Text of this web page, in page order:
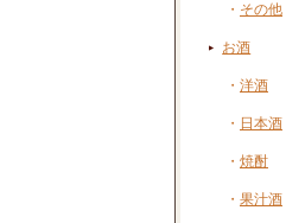
・ その他
お酒
・ 洋酒
・ 日本酒
・ 焼酎
・ 果汁酒